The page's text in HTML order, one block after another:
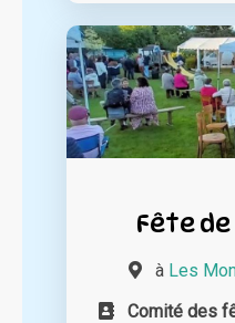
Fête de
à Les
Comité des